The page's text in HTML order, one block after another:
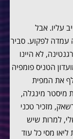
עליו. אבל
עמדה לפקוע. סביר
לא היינו
הטניס פומפיה
את המפית
בדצמבר 2000 ובנוכחות מיסטר מינגלה,
מזכיר טכני
למרות שיש
מסי כל עוד